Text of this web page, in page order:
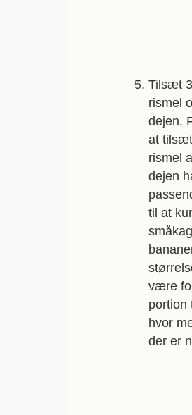
Tilsæt
rismel
dejen.
at
rismel
dejen
til at
være
portion
hvor
der er